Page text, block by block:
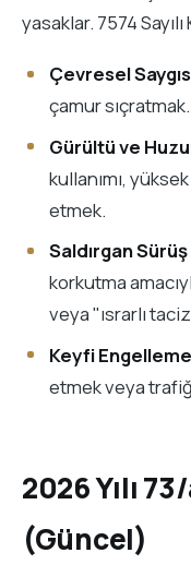
yasaklar. 7574
Çevresel
çamur sıçratmak.
Gürültü ve
kullanımı,
etmek.
Saldırgan
korkutma
veya "ısrarlı
Keyfi
etmek veya
2026 Yılı
(Güncel)